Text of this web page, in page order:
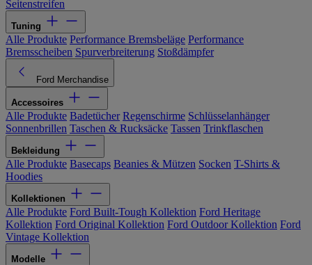
Seitenstreifen
Tuning
Alle Produkte Performance Bremsbeläge Performance
Bremsscheiben Spurverbreiterung Stoßdämpfer
Ford Merchandise
Accessoires
Alle Produkte Badetücher Regenschirme Schlüsselanhänger
Sonnenbrillen Taschen & Rucksäcke Tassen Trinkflaschen
Bekleidung
Alle Produkte Basecaps Beanies & Mützen Socken T-Shirts &
Hoodies
Kollektionen
Alle Produkte Ford Built-Tough Kollektion Ford Heritage
Kollektion Ford Original Kollektion Ford Outdoor Kollektion Ford
Vintage Kollektion
Modelle